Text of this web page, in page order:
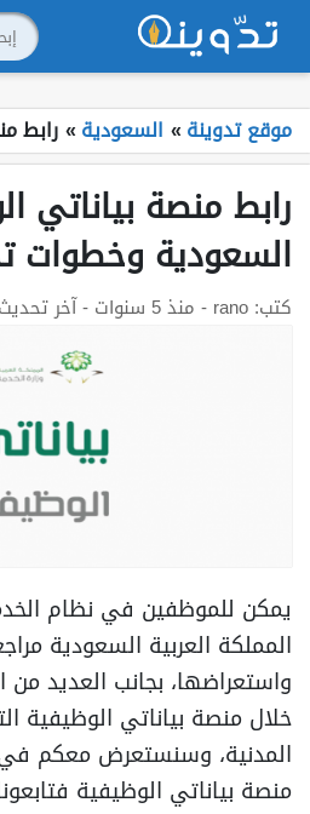
موقع تدوينة» السعودية»رابط منصة
رابط منصة بياناتي
السعودية وخطوات
كتب: rano - منذ 5 سنوات - آخر تحديث :
يمكن للموظفين في نظام
المملكة العربية السعودية
واستعراضها، بجانب العديد من
خلال منصة بياناتي الوظيفية
المدنية، وسنستعرض معكم في
منصة بياناتي الوظيفية